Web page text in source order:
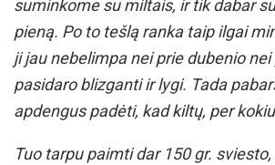
suminkome su miltais, ir tik dabar
pieną. Po to tešlą ranka taip ilgai
ji jau nebelimpa nei prie dubenio nei
pasidaro blizganti ir lygi. Tada
apdengus padėti, kad kiltų, per
Tuo tarpu paimti dar 150 gr.